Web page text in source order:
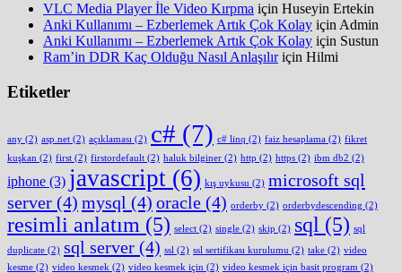
VLC Media Player İle Video Kırpma için Huseyin Ertekin
Anki Kullanımı – Ezberlemek Artık Çok Kolay için Admin
Anki Kullanımı – Ezberlemek Artık Çok Kolay için Sustun
Ram’in DDR Kaç Olduğu Nasıl Anlaşılıriçin Hilmi
Etiketler
any (2) asp.net (2) açıklaması (2) c# (7) c# linq (2) faiz hesaplama (2) fikret
kuşkan (2) first (2) firstordefault (2) haluk bilginer (2) http (2) https (2) ibm db2 (2)
iphone (3) javascript (6) kış uykusu (2) microsoft sql
server (4) mysql (4) oracle (4) orderby (2) orderbydescending (2)
resimli anlatım (5) select (2) single (2) skip (2) sql (5) sql
duplicate (2) sql server (4) ssl (2) ssl sertifikası kurulumu (2) take (2) video
kesme (2) video kesmek (2) video kesmek için (2) video kesmek için basit program (2)